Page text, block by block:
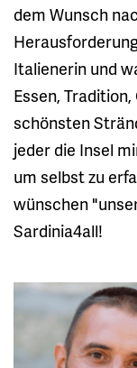
dem Wunsch
Italienerin und
Essen,
schönsten
jeder die Insel
um selbst zu
wünschen
Sardinia4all!